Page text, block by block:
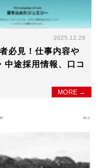
2025.12.29
必見！仕事内容や
中途採用情報、口コ
MORE →